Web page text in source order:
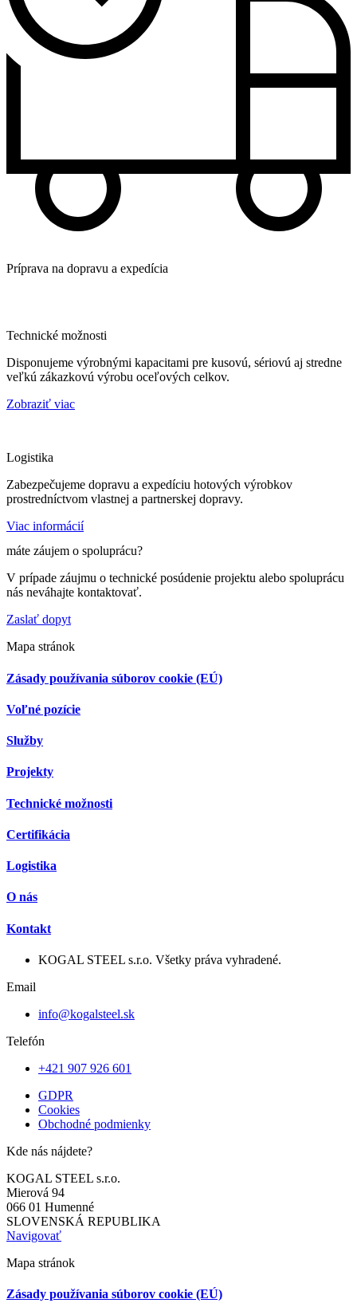
Príprava na dopravu a expedícia
Technické možnosti
Disponujeme výrobnými kapacitami pre kusovú, sériovú aj stredne
veľkú zákazkovú výrobu oceľových celkov.
Zobraziť viac
Logistika
Zabezpečujeme dopravu a expedíciu hotových výrobkov
prostredníctvom vlastnej a partnerskej dopravy.
Viac informácií
máte záujem o spoluprácu?
V prípade záujmu o technické posúdenie projektu alebo spoluprácu
nás neváhajte kontaktovať.
Zaslať dopyt
Mapa stránok
Zásady používania súborov cookie (EÚ)
Voľné pozície
Služby
Projekty
Technické možnosti
Certifikácia
Logistika
O nás
Kontakt
KOGAL STEEL s.r.o. Všetky práva vyhradené.
Email
info@kogalsteel.sk
Telefón
+421 907 926 601
GDPR
Cookies
Obchodné podmienky
Kde nás nájdete?
KOGAL STEEL s.r.o.
Mierová 94
066 01 Humenné
SLOVENSKÁ REPUBLIKA
Navigovať
Mapa stránok
Zásady používania súborov cookie (EÚ)